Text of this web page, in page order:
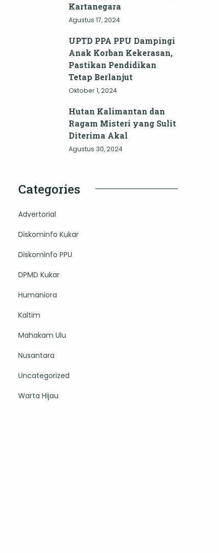
Kartanegara
Agustus 17, 2024
UPTD PPA PPU Dampingi
Anak Korban Kekerasan,
Pastikan Pendidikan
Tetap Berlanjut
Oktober 1, 2024
Hutan Kalimantan dan
Ragam Misteri yang Sulit
Diterima Akal
Agustus 30, 2024
Categories
Advertorial
Diskominfo Kukar
Diskominfo PPU
DPMD Kukar
Humaniora
Kaltim
Mahakam Ulu
Nusantara
Uncategorized
Warta Hijau